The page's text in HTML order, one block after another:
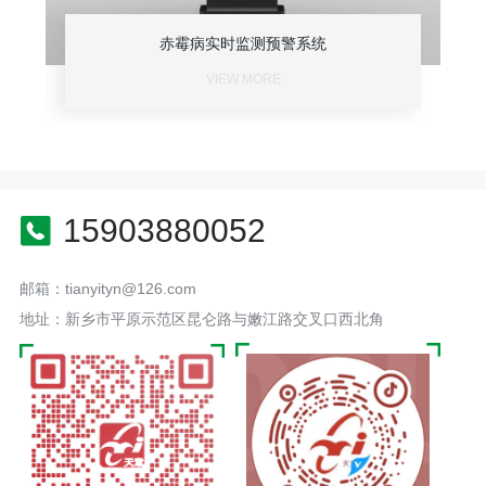
赤霉病实时监测预警系统
15903880052
邮箱：tianyityn@126.com
地址：新乡市平原示范区昆仑路与嫩江路交叉口西北角